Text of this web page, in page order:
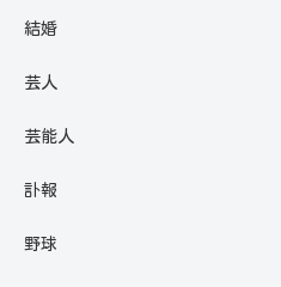
結婚
芸人
芸能人
訃報
野球